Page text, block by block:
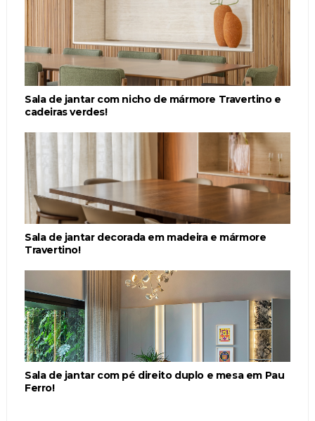
Sala de jantar com nicho de mármore Travertino e
cadeiras verdes!
Sala de jantar decorada em madeira e mármore
Travertino!
Sala de jantar com pé direito duplo e mesa em Pau
Ferro!